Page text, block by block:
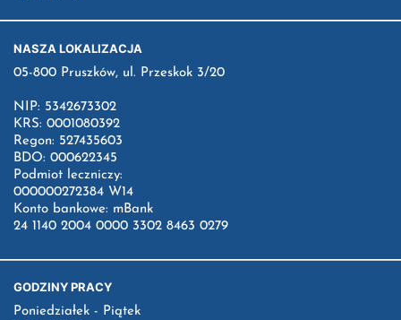
NASZA LOKALIZACJA
05-800 Pruszków, ul. Przeskok 3/20
NIP: 5342673302
KRS: 0001080392
Regon: 527435603
BDO: 000622345
Podmiot leczniczy:
000000272384 W14
Konto bankowe: mBank
24 1140 2004 0000 3302 8463 0279
GODZINY PRACY
Poniedziałek - Piątek